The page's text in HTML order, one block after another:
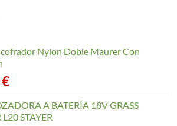
Nylon Doble Maurer Con
€
A BATERÍA 18V GRASS
STAYER